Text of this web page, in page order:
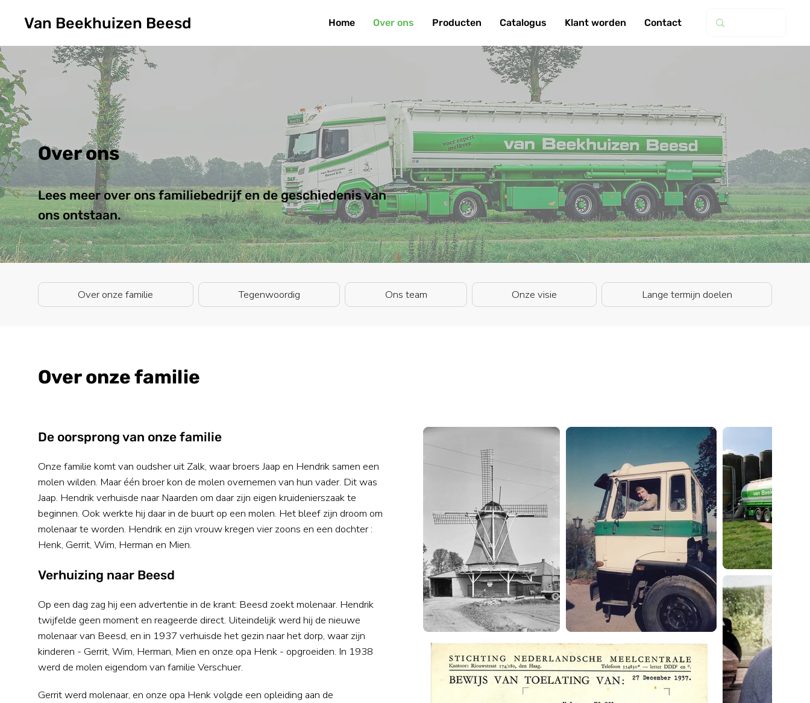
Van Beekhuizen Beesd Home Over ons Producten Catalogus Klant worden Contact
Over ons
Lees meer over ons familiebedrijf en de geschiedenis van
ons ontstaan.
Over onze familie Tegenwoordig Ons team Onze visie Lange termijn doelen
De oorsprong van onze familie
Onze familie komt van oudsher uit Zalk, waar broers Jaap en Hendrik samen een
molen wilden. Maar één broer kon de molen overnemen van hun vader. Dit was
Jaap. Hendrik verhuisde naar Naarden om daar zijn eigen kruidenierszaak te
beginnen. Ook werkte hij daar in de buurt op een molen. Het bleef zijn droom om
molenaar te worden. Hendrik en zijn vrouw kregen vier zoons en een dochter :
Henk, Gerrit, Wim, Herman en Mien.
Verhuizing naar Beesd
Op een dag zag hij een advertentie in de krant: Beesd zoekt molenaar. Hendrik
twijfelde geen moment en reageerde direct. Uiteindelijk werd hij de nieuwe
molenaar van Beesd, en in 1937 verhuisde het gezin naar het dorp, waar zijn
kinderen - Gerrit, Wim, Herman, Mien en onze opa Henk - opgroeiden. In 1938
werd de molen eigendom van familie Verschuer.
Gerrit werd molenaar, en onze opa Henk volgde een opleiding aan de
Over onze familie